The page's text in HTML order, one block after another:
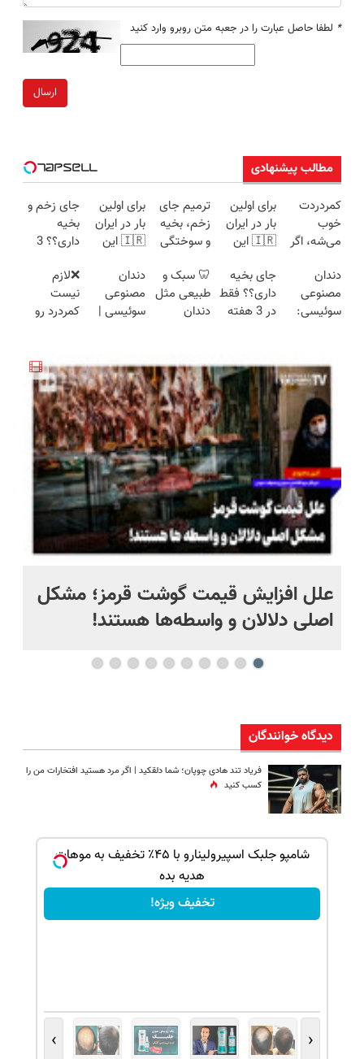
* لطفا حاصل عبارت را در جعبه متن روبرو وارد کنید
ارسال
مطالب پیشنهادی
کمردردت
خوب
می‌شه، اگر
پرسشنامه
رو پر کنی!!
برای اولین
بار در ایران
🇮🇷 این
ترمیم کننده
23 روزه
ساخت!
ترمیم جای
زخم، بخیه
و سوختگی
هفته!!😍
برای اولین
بار در ایران
🇮🇷 این
ترمیم کننده
23 روزه
ساخت!
جای زخم و
بخیه
داری؟؟ 3
محوش کن!
دندان
مصنوعی
سوئیسی:
اروپا، سبک
و مقاوم |
پرداخت
قسطی
جای بخیه
داری؟؟ فقط
در 3 هفته
🦷 سبک و
طبیعی مثل
دندان
و پرداخت
اقساطی 💳
📍 تهران
دندان
مصنوعی
سوئیسی |
طبیعی!
ویزیت
رایگان+پرداخت
اقساطی😍
❌لازم
نیست
کمردرد رو
درمان بدون
جراحی و
قرص
(پرسشنامه)
علل افزایش قیمت گوشت قرمز؛ مشکل
اصلی دلالان و واسطه‌ها هستند!
دیدگاه خوانندگان
فریاد تند هادی چوپان؛‌ شما دلقکید | اگر مرد هستید افتخارات من را
کسب کنید
شامپو جلبک اسپیرولینارو با ۴۵٪ تخفیف به موهات
هدیه بده
تخفیف ویژه!
‹
›